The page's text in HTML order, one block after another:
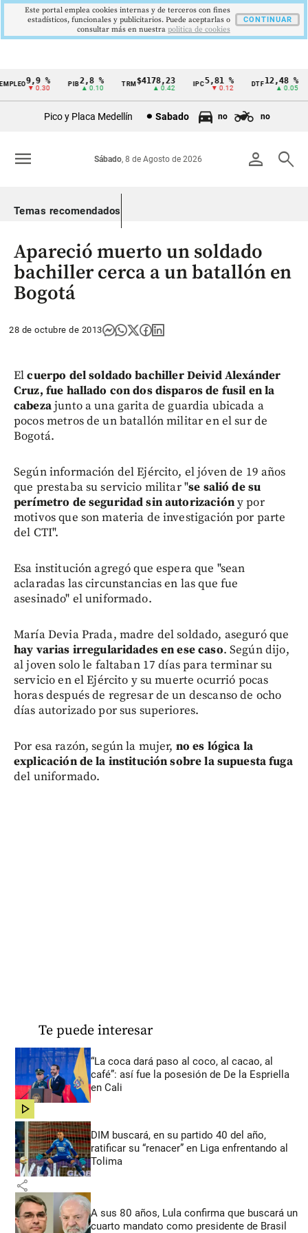
Cintillo
Colombia
9,9 %
▼ 0.30
PIB2,8 %
▲ 0.10
TRM$4178,23
▲ 0.42
IPC5,81 %
▼ 0.12
DTF12,48 %
▲ 0.05
Pico y Placa Medellín Sabado no no
person search
Sábado, 8 de Agosto de 2026
menu
Temas recomendados
Apareció muerto un soldado
bachiller cerca a un batallón en
Bogotá
28 de octubre de 2013
Elcuerpo del soldado bachiller Deivid Alexánder
Cruz, fue hallado con dos disparos de fusil en la
cabezajunto a una garita de guardia ubicada a
pocos metros de un batallón militar en el sur de
Bogotá.
Según información del Ejército, el jóven de 19 años
que prestaba su servicio militar "se salió de su
perímetro de seguridad sin autorizacióny por
motivos que son materia de investigación por parte
del CTI".
Esa institución agregó que espera que "sean
aclaradas las circunstancias en las que fue
asesinado" el uniformado.
María Devia Prada, madre del soldado, aseguró que
hay varias irregularidades en ese caso. Según dijo,
al joven solo le faltaban 17 días para terminar su
servicio en el Ejército y su muerte ocurrió pocas
horas después de regresar de un descanso de ocho
días autorizado por sus superiores.
Por esa razón, según la mujer, no es lógica la
explicación de la institución sobre la supuesta fuga
del uniformado.
Te puede interesar
“La coca dará paso al coco, al cacao, al
café”: así fue la posesión de De la Espriella
en Cali
share
DIM buscará, en su partido 40 del año,
ratificar su “renacer” en Liga enfrentando al
Tolima
share
A sus 80 años, Lula confirma que buscará un
cuarto mandato como presidente de Brasil
Este portal emplea cookies internas y de terceros con fines
estadísticos, funcionales y publicitarios. Puede aceptarlas o
consultar más en nuestra politica de cookies
CONTINUAR